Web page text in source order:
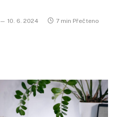
10. 6. 2024 7 min Přečteno